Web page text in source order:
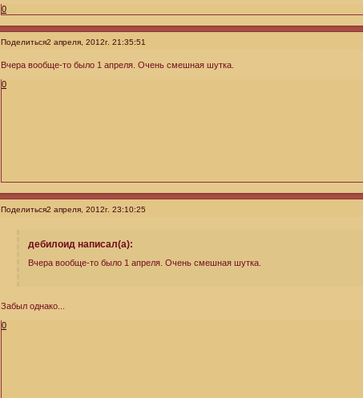
0
Поделиться2 апреля, 2012г. 21:35:51
Вчера вообще-то было 1 апреля. Очень смешная шутка.
0
Поделиться2 апреля, 2012г. 23:10:25
дебилоид написал(а):
Вчера вообще-то было 1 апреля. Очень смешная шутка.
Забыл однако...
0